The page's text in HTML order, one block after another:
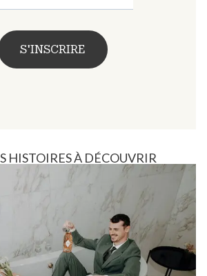
S'INSCRIRE
HISTOIRES À DÉCOUVRIR